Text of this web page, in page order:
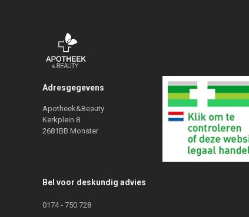
Adresgegevens
Apotheek&Beauty
Kerkplein 8
2681BB Monster
Bel voor deskundig advies
0174 - 750 728